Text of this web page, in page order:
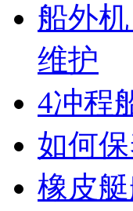
船外
维护
4冲程
如何
橡皮